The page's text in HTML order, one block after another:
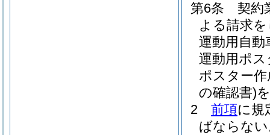
第6条
契約
よる請求
運動用自動
運動用ポ
ポスター
の確認書)
2
前項に規
ばならな